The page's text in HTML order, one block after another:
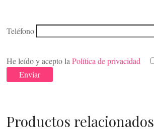
Teléfono
He leído y acepto laPolítica de privacidad
Productos relacionados